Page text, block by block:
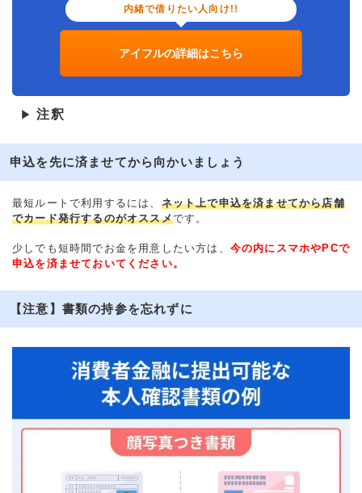
内緒で借りたい人向け!!
アイフルの詳細はこちら
▶ 注釈
申込を先に済ませてから向かいましょう
最短ルートで利用するには、 ネット上で申込を済ませてから店舗
でカード発行するのがオススメです。
少しでも短時間でお金を用意したい方は、 今の内にスマホやPCで
申込を済ませておいてください。
【注意】書類の持参を忘れずに